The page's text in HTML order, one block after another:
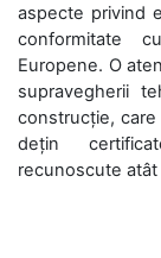
aspecte privind
conformitate
Europene. O
supravegherii
construcție,
dețin
recunoscute atât